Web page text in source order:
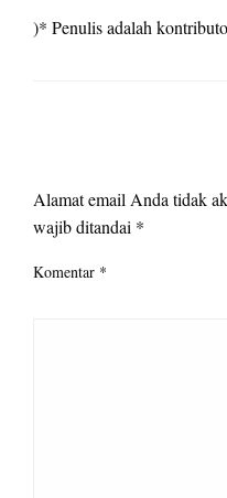
)* Penulis adalah
Alamat email Anda tidak
wajib ditandai *
Komentar *